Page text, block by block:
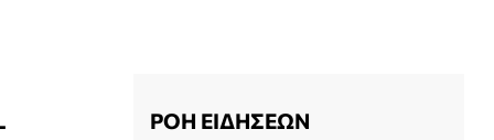
ΡΟΗ ΕΙΔΗΣΕΩΝ